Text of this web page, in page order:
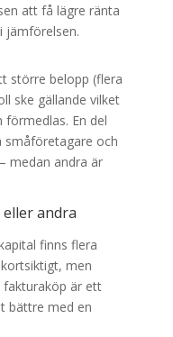
att få lägre ränta
jämförelsen.
större belopp (flera
ske gällande vilket
En del
småföretagare och
medan andra är
andra
finns flera
men
fakturaköp är ett
bättre med en